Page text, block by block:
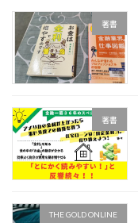
著書
著書
THE GOLD ONLINE